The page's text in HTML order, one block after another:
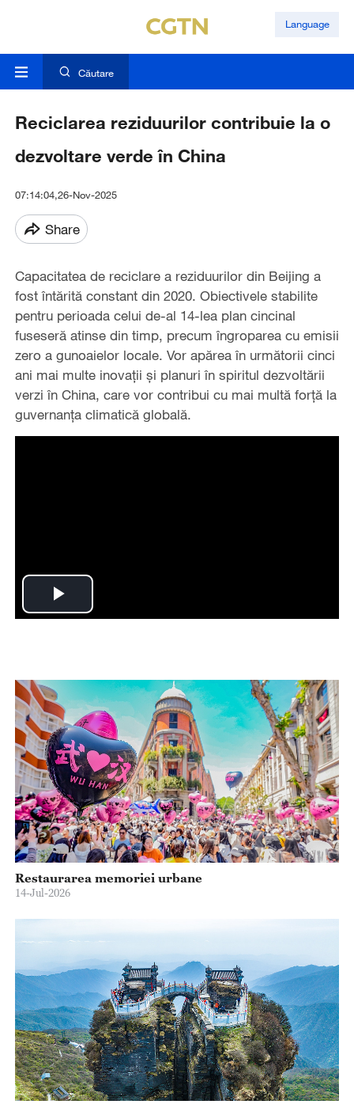
Language
Căutare
Reciclarea reziduurilor contribuie la o
dezvoltare verde în China
07:14:04,26-Nov-2025
Share
Capacitatea de reciclare a reziduurilor din Beijing a
fost întărită constant din 2020. Obiectivele stabilite
pentru perioada celui de-al 14-lea plan cincinal
fuseseră atinse din timp, precum îngroparea cu emisii
zero a gunoaielor locale. Vor apărea în următorii cinci
ani mai multe inovații și planuri în spiritul dezvoltării
verzi în China, care vor contribui cu mai multă forță la
guvernanța climatică globală.
Play
Restaurarea memoriei urbane
14-Jul-2026